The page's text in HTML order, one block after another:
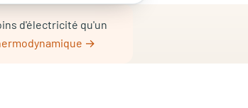
d'électricité qu'un
→